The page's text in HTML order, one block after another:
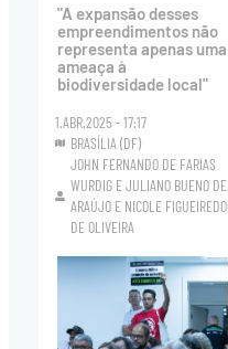
"A expansão desses
empreendimentos não
representa apenas uma
ameaça à
biodiversidade local"
1.ABR.2025 - 17:17
BRASÍLIA (DF)
JOHN FERNANDO DE FARIAS
WURDIG EJULIANO BUENO DE
ARAÚJO E NICOLE FIGUEIREDO
DE OLIVEIRA